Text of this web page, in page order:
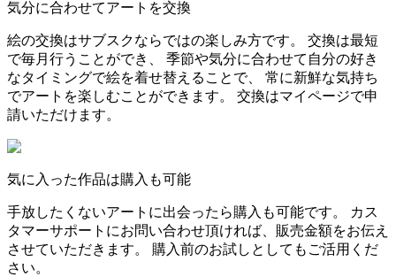
気分に合わせてアートを交換
絵の交換はサブスクならではの楽しみ方です。 交換は最短
で毎月行うことができ、 季節や気分に合わせて自分の好き
なタイミングで絵を着せ替えることで、 常に新鮮な気持ち
でアートを楽しむことができます。 交換はマイページで申
請いただけます。
気に入った作品は購入も可能
手放したくないアートに出会ったら購入も可能です。 カス
タマーサポートにお問い合わせ頂ければ、販売金額をお伝え
させていただきます。 購入前のお試しとしてもご活用くだ
さい。